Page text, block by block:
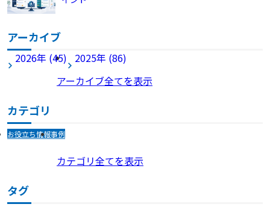
アーカイブ
2026年 (45)
2025年 (86)
アーカイブ全てを表示
カテゴリ
お役立ち情報事例
カテゴリ全てを表示
タグ